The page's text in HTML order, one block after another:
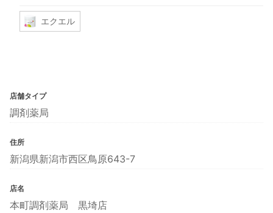
エクエル
店舗タイプ
調剤薬局
住所
新潟県新潟市西区鳥原643-7
店名
本町調剤薬局 黒埼店